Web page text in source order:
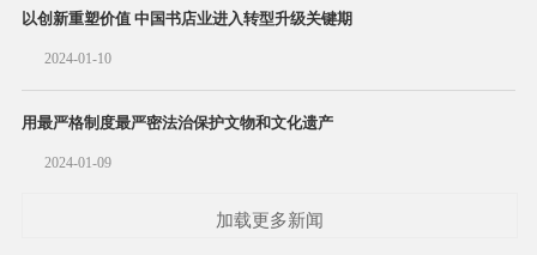
以创新重塑价值 中国书店业进入转型升级关键期
2024-01-10
用最严格制度最严密法治保护文物和文化遗产
2024-01-09
加载更多新闻